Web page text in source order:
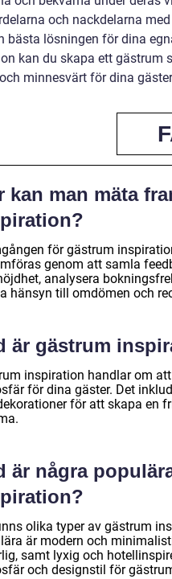
och nackdelarna
bästa lösningen för dina
kan du skapa ett gästrum
minnesvärt för dina
kan man mäta
för gästrum
genom att samla
analysera
hänsyn till omdömen och
är gästrum
inspiration handlar om
för dina gäster. Det
för att skapa en
är några
olika typer av gästrum
är modern och
samt lyxig och
och designstil för